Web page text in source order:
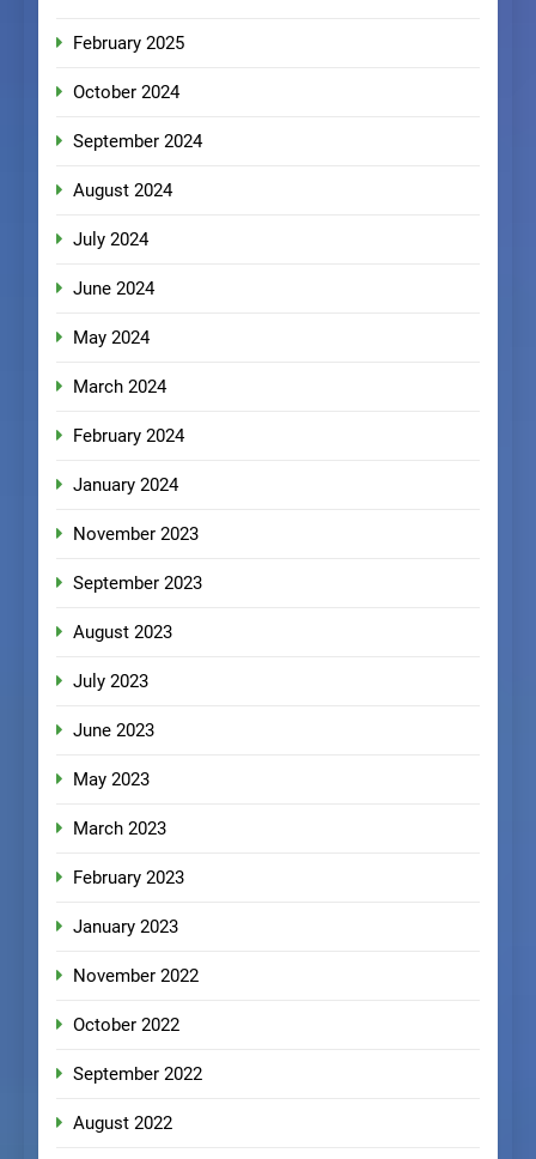
February 2025
October 2024
September 2024
August 2024
July 2024
June 2024
May 2024
March 2024
February 2024
January 2024
November 2023
September 2023
August 2023
July 2023
June 2023
May 2023
March 2023
February 2023
January 2023
November 2022
October 2022
September 2022
August 2022